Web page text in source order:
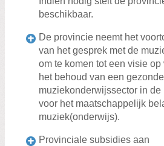
beschikbaar.
De provincie neemt het
van het gesprek met de
om te komen tot een visie
het behoud van een gezonde
muziekonderwijssector in de
voor het maatschappelijk
muziek(onderwijs).
Provinciale subsidies aan